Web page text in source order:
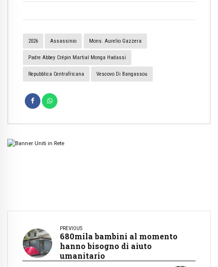
2026 Assassinio Mons. Aurelio Gazzera
Padre Abbey Crépin Martial Monga Hadassi
Repubblica Centrafricana Vescovo Di Bangassou
PREVIOUS
680mila bambini al momento
hanno bisogno di aiuto
umanitario